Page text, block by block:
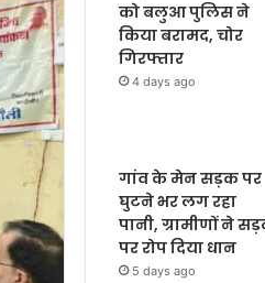
को बलुआ पुलिस ने
किया बरामद, चोर
गिरफ्तार
4 days ago
गांव के मेन सड़क पर
घुटने भर लग रहा
पानी, ग्रामीणों ने
पर रोप दिया धान
5 days ago